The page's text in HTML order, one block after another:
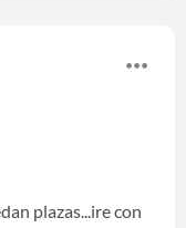
plazas...ire con